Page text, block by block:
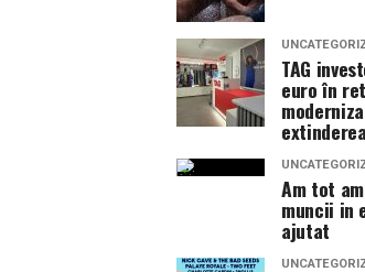
TAG
euro în
Am tot
muncii in
ajutat